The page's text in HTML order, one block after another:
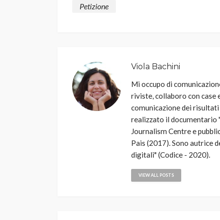
Petizione
Viola Bachini
Mi occupo di
riviste, collaboro con
comunicazione dei
realizzato il documentario
Journalism Centre e
Pais (2017). Sono autrice
digitali" (Codice - 2020).
VIEW ALL POSTS